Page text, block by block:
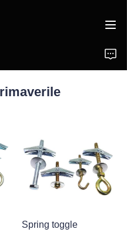
Spring toggle